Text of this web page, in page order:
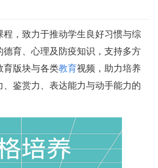
，致力于推动学生良好习惯与综
德育、心理及防疫知识，支持多方
育版块与各类教育视频，助力培养
鉴赏力、表达能力与动手能力的